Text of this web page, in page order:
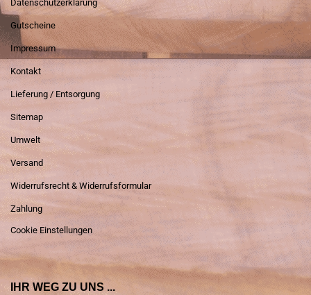
Datenschutzerklärung
Gutscheine
Impressum
Kontakt
Lieferung / Entsorgung
Sitemap
Umwelt
Versand
Widerrufsrecht & Widerrufsformular
Zahlung
Cookie Einstellungen
IHR WEG ZU UNS ...